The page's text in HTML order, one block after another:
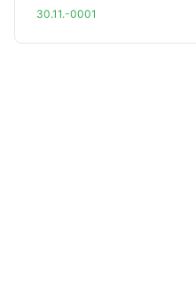
30.11.-0001